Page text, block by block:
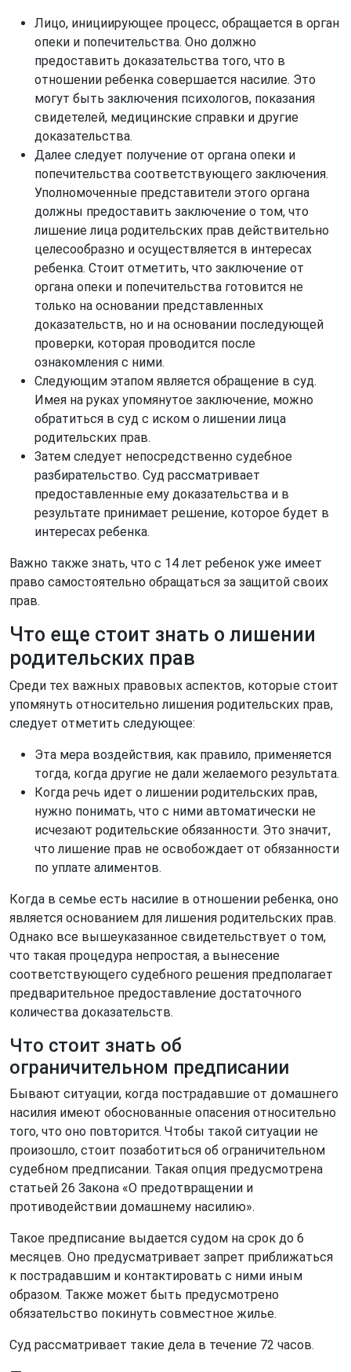
Лицо, инициирующее процесс, обращается в орган
опеки и попечительства. Оно должно
предоставить доказательства того, что в
отношении ребенка совершается насилие. Это
могут быть заключения психологов, показания
свидетелей, медицинские справки и другие
доказательства.
Далее следует получение от органа опеки и
попечительства соответствующего заключения.
Уполномоченные представители этого органа
должны предоставить заключение о том, что
лишение лица родительских прав действительно
целесообразно и осуществляется в интересах
ребенка. Стоит отметить, что заключение от
органа опеки и попечительства готовится не
только на основании представленных
доказательств, но и на основании последующей
проверки, которая проводится после
ознакомления с ними.
Следующим этапом является обращение в суд.
Имея на руках упомянутое заключение, можно
обратиться в суд с иском о лишении лица
родительских прав.
Затем следует непосредственно судебное
разбирательство. Суд рассматривает
предоставленные ему доказательства и в
результате принимает решение, которое будет в
интересах ребенка.
Важно также знать, что с 14 лет ребенок уже имеет
право самостоятельно обращаться за защитой своих
прав.
Что еще стоит знать о лишении
родительских прав
Среди тех важных правовых аспектов, которые стоит
упомянуть относительно лишения родительских прав,
следует отметить следующее:
Эта мера воздействия, как правило, применяется
тогда, когда другие не дали желаемого результата.
Когда речь идет о лишении родительских прав,
нужно понимать, что с ними автоматически не
исчезают родительские обязанности. Это значит,
что лишение прав не освобождает от обязанности
по уплате алиментов.
Когда в семье есть насилие в отношении ребенка, оно
является основанием для лишения родительских прав.
Однако все вышеуказанное свидетельствует о том,
что такая процедура непростая, а вынесение
соответствующего судебного решения предполагает
предварительное предоставление достаточного
количества доказательств.
Что стоит знать об
ограничительном предписании
Бывают ситуации, когда пострадавшие от домашнего
насилия имеют обоснованные опасения относительно
того, что оно повторится. Чтобы такой ситуации не
произошло, стоит позаботиться об ограничительном
судебном предписании. Такая опция предусмотрена
статьей 26 Закона «О предотвращении и
противодействии домашнему насилию».
Такое предписание выдается судом на срок до 6
месяцев. Оно предусматривает запрет приближаться
к пострадавшим и контактировать с ними иным
образом. Также может быть предусмотрено
обязательство покинуть совместное жилье.
Суд рассматривает такие дела в течение 72 часов.